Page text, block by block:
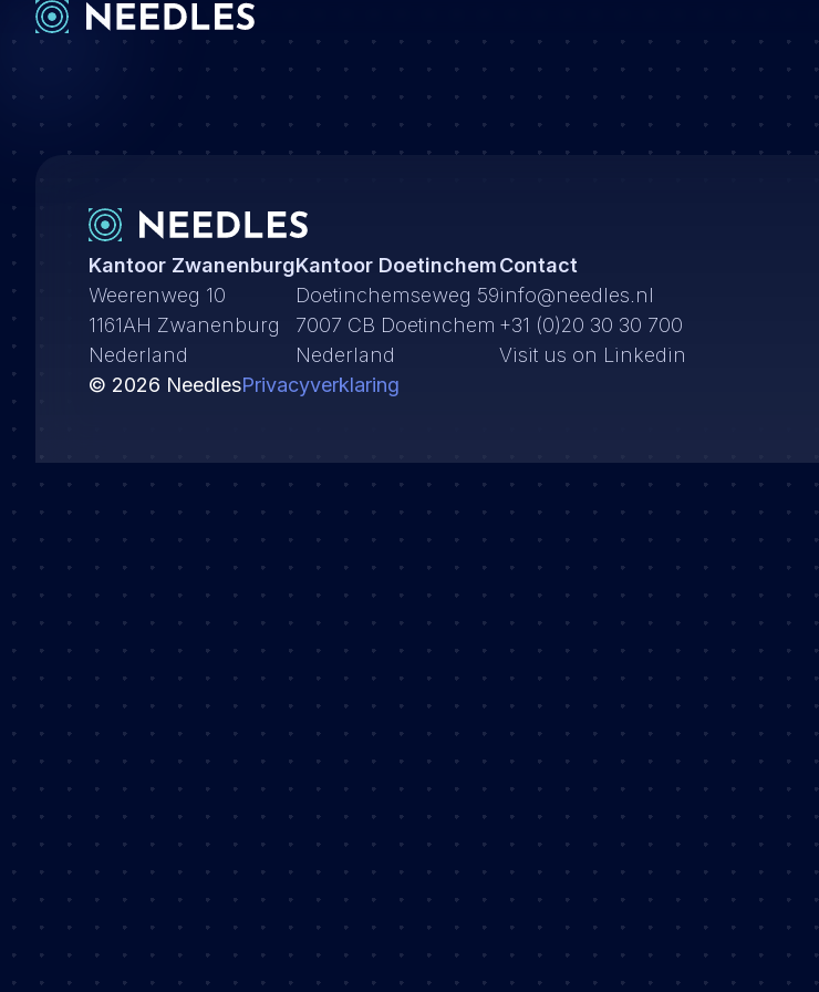
Kantoor Zwanenburg
Weerenweg 10
1161AH Zwanenburg
Nederland
Kantoor Doetinchem
Doetinchemseweg 59
7007 CB Doetinchem
Nederland
Contact
info@needles.nl
+31 (0)20 30 30 700
Visit us on Linkedin
© 2026 NeedlesPrivacyverklaring